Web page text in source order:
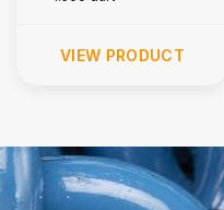
VIEW PRODUCT